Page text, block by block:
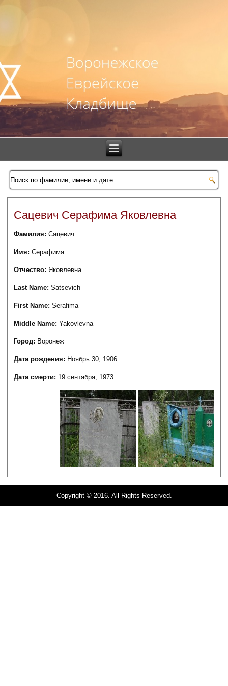
Сацевич Серафима Яковлевна
Фамилия:Сацевич
Имя:Серафима
Отчество:Яковлевна
Last Name:Satsevich
First Name:Serafima
Middle Name:Yakovlevna
Город: Воронеж
Дата рождения: Ноябрь 30, 1906
Дата смерти: 19 сентября, 1973
Copyright © 2016. All Rights Reserved.